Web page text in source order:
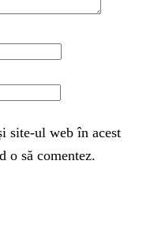
site-ul web în acest
o să comentez.